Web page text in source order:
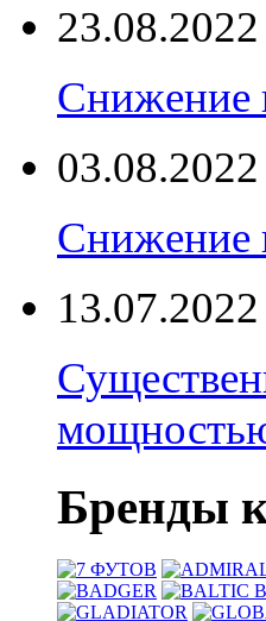
23.08.2022
Снижение
03.08.2022
Снижение
13.07.2022
Бренды